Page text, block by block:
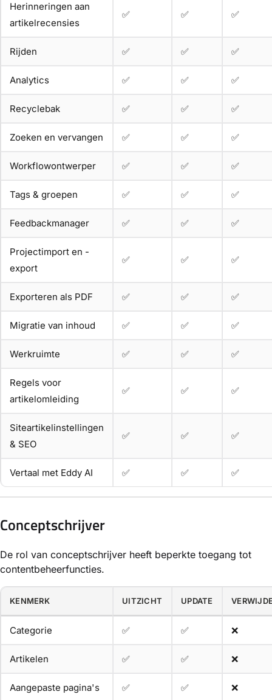
Herinneringen aan
artikelrecensies
✅ ✅ ✅
Rijden ✅ ✅ ✅
Analytics ✅ ✅ ✅
Recyclebak ✅ ✅ ✅
Zoeken en vervangen ✅ ✅ ✅
Workflowontwerper ✅ ✅ ✅
Tags & groepen ✅ ✅ ✅
Feedbackmanager ✅ ✅ ✅
Projectimport en -
export
✅ ✅ ✅
Exporteren als PDF ✅ ✅ ✅
Migratie van inhoud ✅ ✅ ✅
Werkruimte ✅ ✅ ✅
Regels voor
artikelomleiding
✅ ✅ ✅
Siteartikelinstellingen
& SEO
✅ ✅ ✅
Vertaal met Eddy AI ✅ ✅ ✅
Conceptschrijver
De rol van conceptschrijver heeft beperkte toegang tot
contentbeheerfuncties.
KENMERK UITZICHT UPDATE
Categorie ✅ ✅ ❌
Artikelen ✅ ✅ ❌
Aangepaste pagina's ✅ ✅ ❌